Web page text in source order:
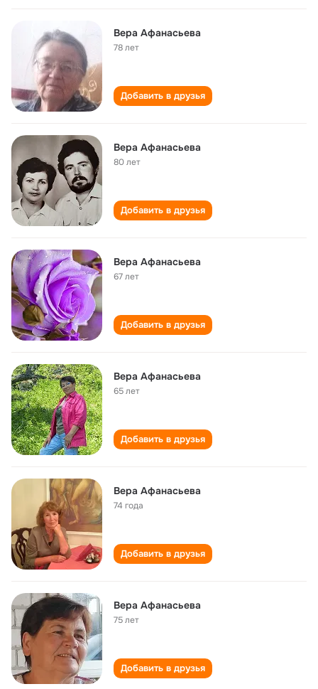
Вера Афанасьева
78 лет
Добавить в друзья
Вера Афанасьева
80 лет
Добавить в друзья
Вера Афанасьева
67 лет
Добавить в друзья
Вера Афанасьева
65 лет
Добавить в друзья
Вера Афанасьева
74 года
Добавить в друзья
Вера Афанасьева
75 лет
Добавить в друзья